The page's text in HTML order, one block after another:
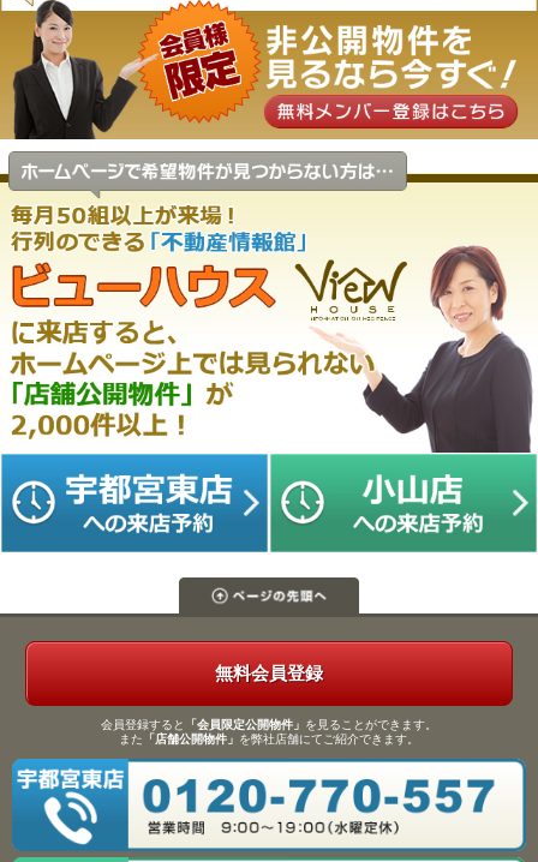
無料会員登録
会員登録すると 「会員限定公開物件」 を見ることができます。
また 「店舗公開物件」 を弊社店舗にてご紹介できます。